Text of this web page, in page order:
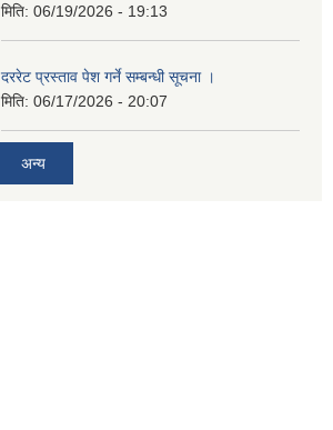
मिति: 06/19/2026 - 19:13
दररेट प्रस्ताव पेश गर्ने सम्बन्धी सूचना ।
मिति: 06/17/2026 - 20:07
अन्य